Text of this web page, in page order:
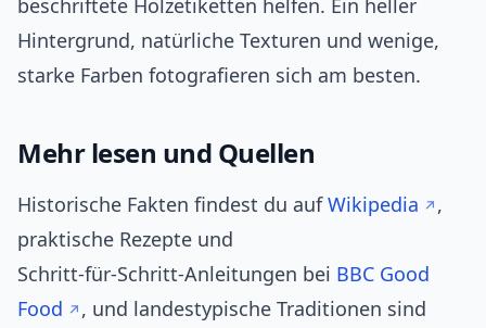
beschriftete Holzetiketten helfen. Ein heller
Hintergrund, natürliche Texturen und wenige,
starke Farben fotografieren sich am besten.
Mehr lesen und Quellen
Historische Fakten findest du aufWikipedia
,
praktische Rezepte und
Schritt‑für‑Schritt‑Anleitungen bei BBC Good
Food
, und landestypische Traditionen sind